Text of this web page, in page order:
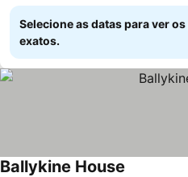
Selecione as datas para ver
exatos.
Ballykine House